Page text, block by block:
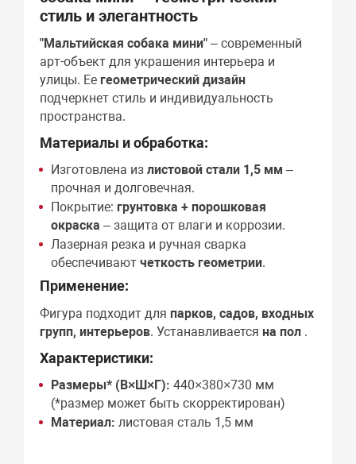
стиль и элегантность
"Мальтийская собака мини" – современный
арт-объект для украшения интерьера и
улицы. Еегеометрический дизайн
подчеркнет стиль и индивидуальность
пространства.
Материалы и обработка:
Изготовлена излистовой стали 1,5 мм –
прочная и долговечная.
Покрытие:грунтовка + порошковая
окраска – защита от влаги и коррозии.
Лазерная резка и ручная сварка
обеспечиваютчеткость геометрии.
Применение:
Фигура подходит дляпарков, садов, входных
групп, интерьеров. Устанавливаетсяна пол .
Характеристики:
Размеры* (В×Ш×Г): 440×380×730 мм
(*размер может быть скорректирован)
Материал: листовая сталь 1,5 мм